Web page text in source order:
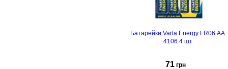
Батарейки Varta Energy LR06 AA
4106 4 шт
71 грн